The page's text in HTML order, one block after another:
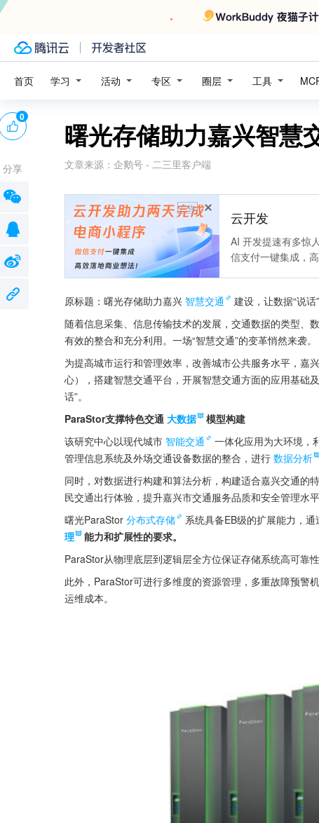
首页 学习 活动 专区 圈层 工具
曙光存储助力嘉兴智慧
文章来源： 企鹅号 - 二三里客户端
广告
云开发
AI 开发提速有多惊
信支付一键集成，
原标题：曙光存储助力嘉兴 智慧交通
建设，让数据“说话”
随着信息采集、信息传输技术的发展，交通数据的类型、
有效的整合和充分利用。一场“智慧交通”的变革悄然来袭。
为提高城市运行和管理效率，改善城市公共服务水平，嘉
心），搭建智慧交通平台，开展智慧交通方面的应用基础
话”。
ParaStor支撑特色交通 大数据
模型构建
该研究中心以现代城市 智能交通 一体化应用为大环境，
管理信息系统及外场交通设备数据的整合，进行 数据分析
同时，对数据进行构建和算法分析，构建适合嘉兴交通的
民交通出行体验，提升嘉兴市交通服务品质和安全管理水平
曙光ParaStor 分布式存储 系统具备EB级的扩展能力，通
理
能力和扩展性的要求。
ParaStor从物理底层到逻辑层全方位保证存储系统高可靠
此外，ParaStor可进行多维度的资源管理，多重故障预警
运维成本。
0
分享